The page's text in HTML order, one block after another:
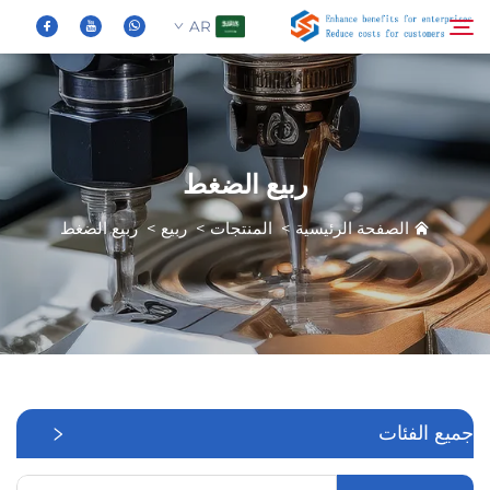
AR
من نحن
المنتجات
الأخبار
الأسئلة الشائعة
اتصل بنا
ابحث
ربيع الضغط
الصفحة الرئيسية>المنتجات>ربيع>ربيع الضغط
جميع الفئات